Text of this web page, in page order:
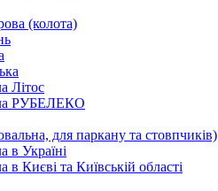
(колота)
Літос
РУБЕЛЕКО
для паркану та стовпчиків)
в Україні
Києві та Київській області